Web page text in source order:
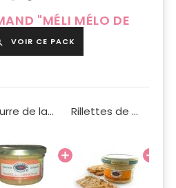
"MÉLI MÉLO DE
VOIR CE PACK
Beurre de langoustine 90g Rillettes de coquilles st Jacques 90g